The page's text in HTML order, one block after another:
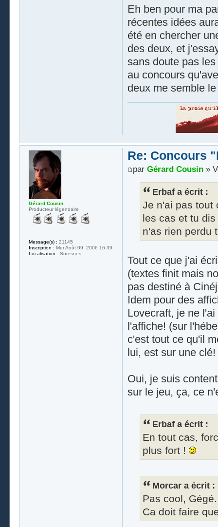
Eh ben pour ma
récentes idées
été en chercher
des deux, et
sans doute pas
au concours
deux me semble
Re: Concours
par Gérard Cousin»
Erbaf a écrit :
Je n'ai pas tout
les cas et tu
n'as rien perdu
Tout ce que j'ai
(textes finit mais
pas destiné à
Idem pour des
Lovecraft, je ne
l'affiche! (sur
c'est tout ce qu'il
lui, est sur une clé!
Oui, je suis
sur le jeu, ça, ce
Erbaf a écrit :
En tout cas,
plus fort !
Morcar a écrit :
Pas cool, Gégé.
Ca doit faire
Gérard Cousin
Producteur légendaire
Message(s) : 21145
Inscription : Mer Août 09, 2006 16:39
Localisation : Suresnes